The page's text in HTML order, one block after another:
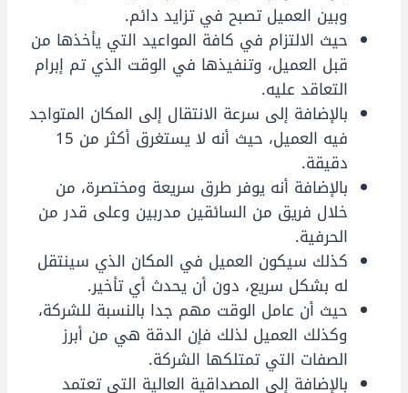
وبين العميل تصبح في تزايد دائم.
حيث الالتزام في كافة المواعيد التي يأخذها من
قبل العميل، وتنفيذها في الوقت الذي تم إبرام
التعاقد عليه.
بالإضافة إلى سرعة الانتقال إلى المكان المتواجد
فيه العميل، حيث أنه لا يستغرق أكثر من 15
دقيقة.
بالإضافة أنه يوفر طرق سريعة ومختصرة، من
خلال فريق من السائقين مدربين وعلى قدر من
الحرفية.
كذلك سيكون العميل في المكان الذي سينتقل
له بشكل سريع، دون أن يحدث أي تأخير.
حيث أن عامل الوقت مهم جدا بالنسبة للشركة،
وكذلك العميل لذلك فإن الدقة هي من أبرز
الصفات التي تمتلكها الشركة.
بالإضافة إلى المصداقية العالية التي تعتمد